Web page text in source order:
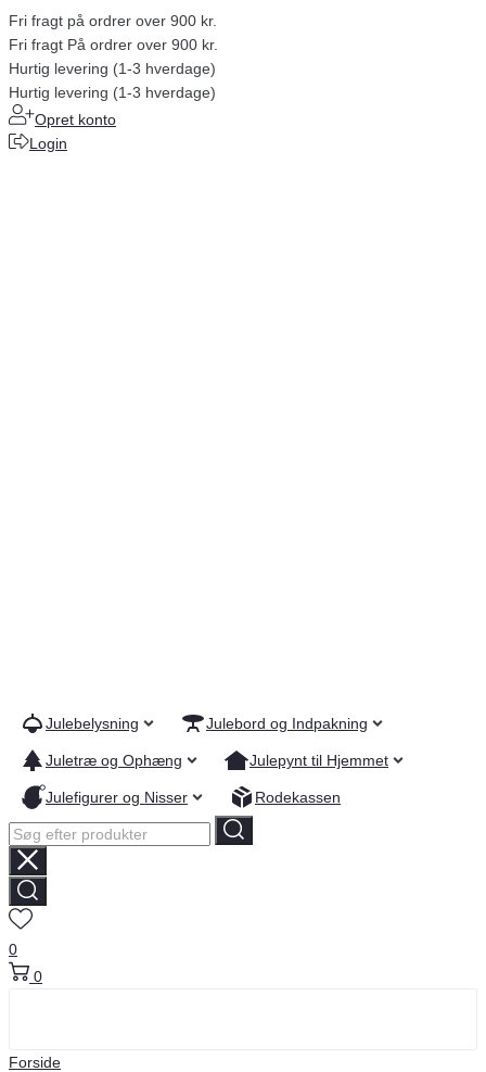
Fri fragt på ordrer over 900 kr.
Fri fragt På ordrer over 900 kr.
Hurtig levering (1-3 hverdage)
Hurtig levering (1-3 hverdage)
Opret konto
Login
Julebelysning Julebord og Indpakning
Juletræ og Ophæng Julepynt til Hjemmet
Julefigurer og Nisser
Rodekassen
Søg
efter
produkter
0
0
Forside